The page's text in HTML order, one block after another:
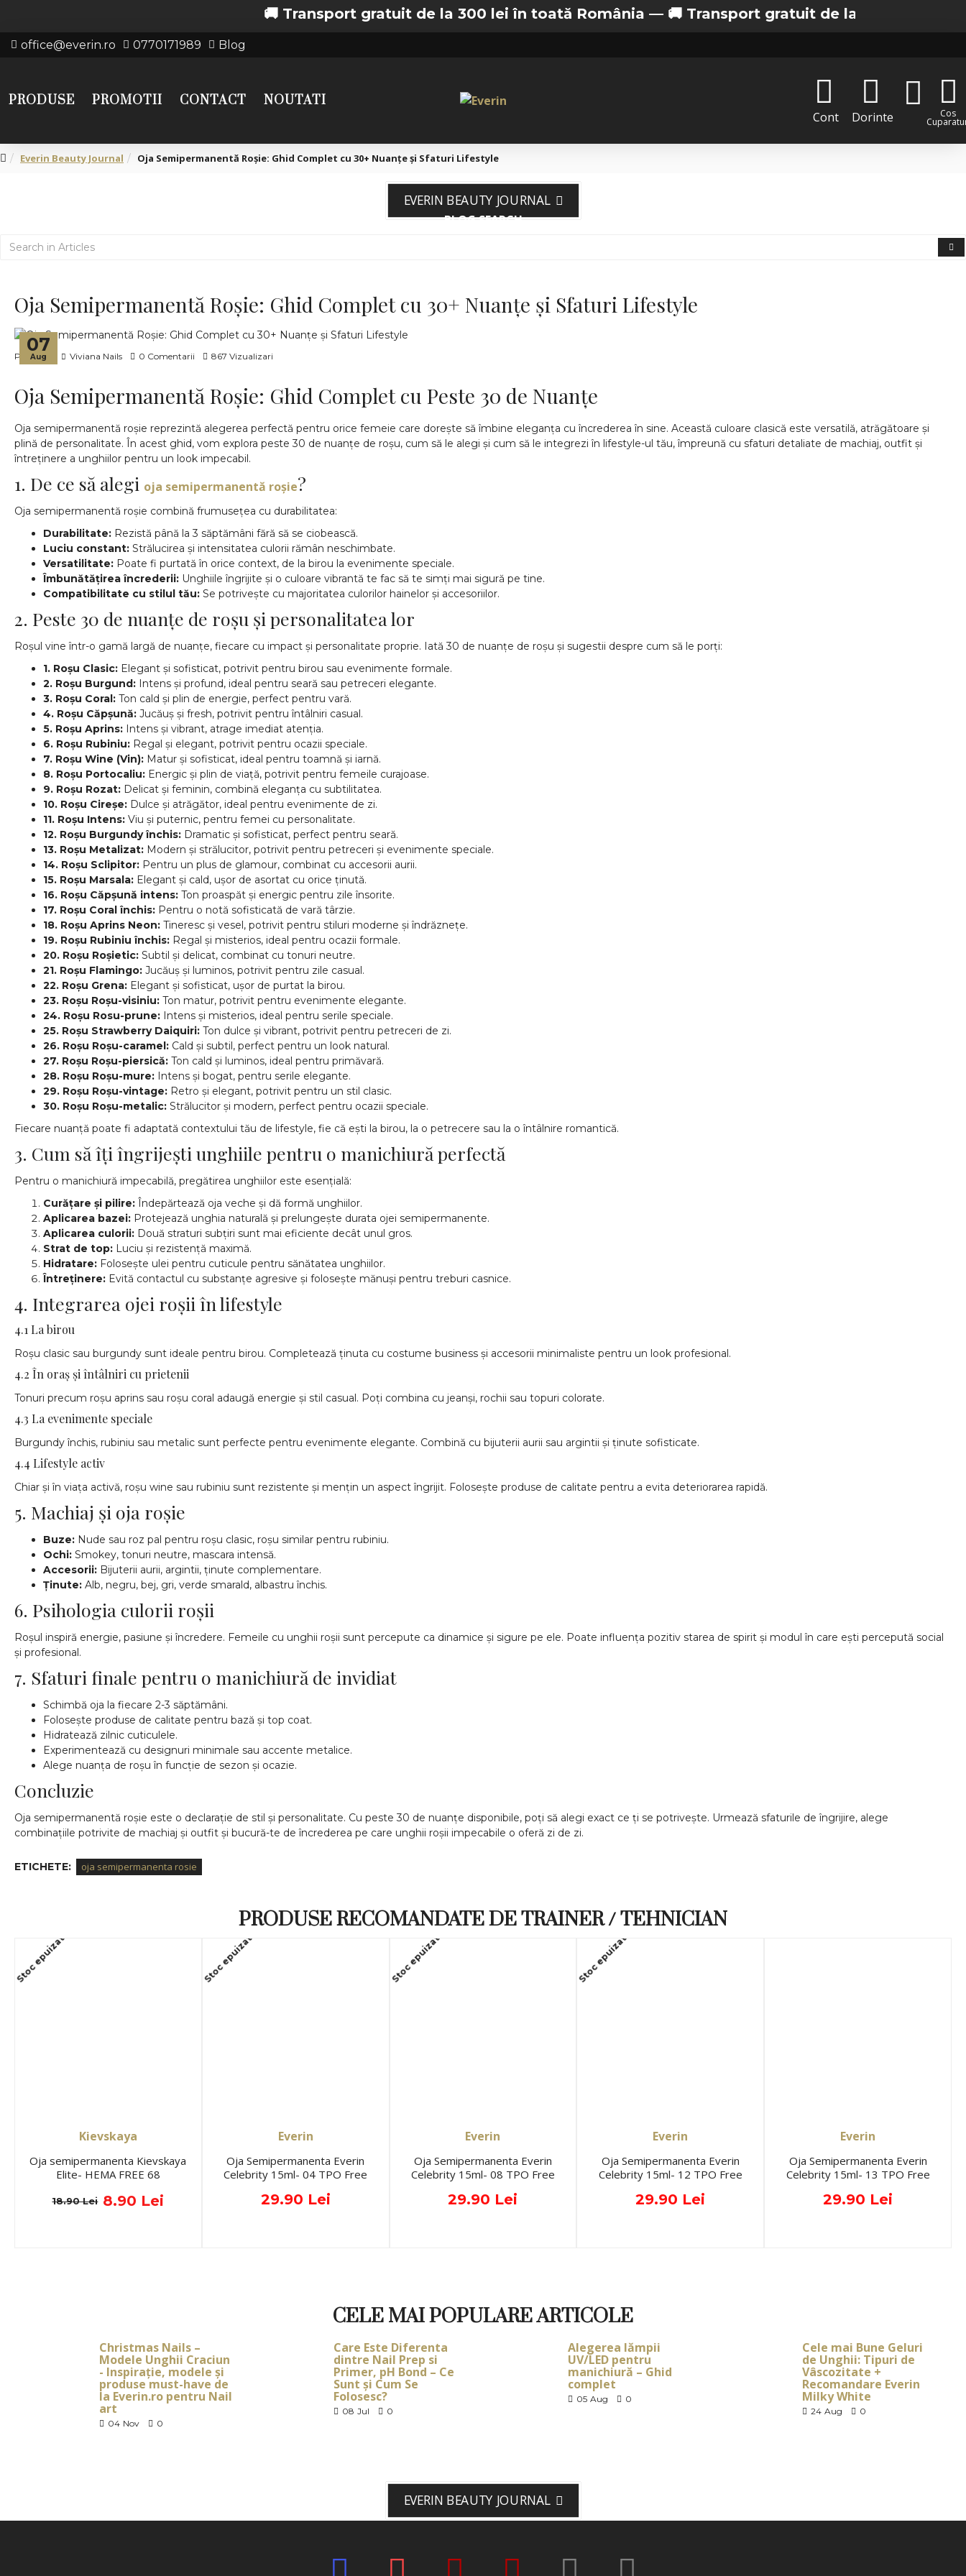
🚚 Transport gratuit de la 300 lei în toată România —🚚 Transport gratuit de la 200 lei in Bucuresti
office@everin.ro 0770171989 Blog
PRODUSE PROMOTII CONTACT
NOUTATI
Cont
Dorinte Cos
Everin Beauty Journal Oja Semipermanentă Roșie: Ghid Complet cu 30+ Nuanțe și Sfaturi Lifestyle
EVERIN BEAUTY JOURNAL
BLOG SEARCH
Oja Semipermanentă Roșie: Ghid Complet cu 30+ Nuanțe și Sfaturi Lifestyle
07
Aug
Postat de Viviana Nails 0 Comentarii 867 Vizualizari
Oja Semipermanentă Roșie: Ghid Complet cu Peste 30 de Nuanțe
Oja semipermanentă roșie reprezintă alegerea perfectă pentru orice femeie care dorește să îmbine eleganța cu încrederea în sine. Această culoare clasică este versatilă, atrăgătoare și
plină de personalitate. În acest ghid, vom explora peste 30 de nuanțe de roșu, cum să le alegi și cum să le integrezi în lifestyle-ul tău, împreună cu sfaturi detaliate de machiaj, outfit și
întreținere a unghiilor pentru un look impecabil.
1. De ce să alegi oja semipermanentă roșie?
Oja semipermanentă roșie combină frumusețea cu durabilitatea:
Durabilitate: Rezistă până la 3 săptămâni fără să se ciobească.
Luciu constant: Strălucirea și intensitatea culorii rămân neschimbate.
Versatilitate: Poate fi purtată în orice context, de la birou la evenimente speciale.
Îmbunătățirea încrederii: Unghiile îngrijite și o culoare vibrantă te fac să te simți mai sigură pe tine.
Compatibilitate cu stilul tău: Se potrivește cu majoritatea culorilor hainelor și accesoriilor.
2. Peste 30 de nuanțe de roșu și personalitatea lor
Roșul vine într-o gamă largă de nuanțe, fiecare cu impact și personalitate proprie. Iată 30 de nuanțe de roșu și sugestii despre cum să le porți:
1. Roșu Clasic: Elegant și sofisticat, potrivit pentru birou sau evenimente formale.
2. Roșu Burgund: Intens și profund, ideal pentru seară sau petreceri elegante.
3. Roșu Coral: Ton cald și plin de energie, perfect pentru vară.
4. Roșu Căpșună: Jucăuș și fresh, potrivit pentru întâlniri casual.
5. Roșu Aprins: Intens și vibrant, atrage imediat atenția.
6. Roșu Rubiniu: Regal și elegant, potrivit pentru ocazii speciale.
7. Roșu Wine (Vin): Matur și sofisticat, ideal pentru toamnă și iarnă.
8. Roșu Portocaliu: Energic și plin de viață, potrivit pentru femeile curajoase.
9. Roșu Rozat: Delicat și feminin, combină eleganța cu subtilitatea.
10. Roșu Cireșe: Dulce și atrăgător, ideal pentru evenimente de zi.
11. Roșu Intens: Viu și puternic, pentru femei cu personalitate.
12. Roșu Burgundy închis: Dramatic și sofisticat, perfect pentru seară.
13. Roșu Metalizat: Modern și strălucitor, potrivit pentru petreceri și evenimente speciale.
14. Roșu Sclipitor: Pentru un plus de glamour, combinat cu accesorii aurii.
15. Roșu Marsala: Elegant și cald, ușor de asortat cu orice ținută.
16. Roșu Căpșună intens: Ton proaspăt și energic pentru zile însorite.
17. Roșu Coral închis: Pentru o notă sofisticată de vară târzie.
18. Roșu Aprins Neon: Tineresc și vesel, potrivit pentru stiluri moderne și îndrăznețe.
19. Roșu Rubiniu închis: Regal și misterios, ideal pentru ocazii formale.
20. Roșu Roșietic: Subtil și delicat, combinat cu tonuri neutre.
21. Roșu Flamingo: Jucăuș și luminos, potrivit pentru zile casual.
22. Roșu Grena: Elegant și sofisticat, ușor de purtat la birou.
23. Roșu Roșu-visiniu: Ton matur, potrivit pentru evenimente elegante.
24. Roșu Rosu-prune: Intens și misterios, ideal pentru serile speciale.
25. Roșu Strawberry Daiquiri: Ton dulce și vibrant, potrivit pentru petreceri de zi.
26. Roșu Roșu-caramel: Cald și subtil, perfect pentru un look natural.
27. Roșu Roșu-piersică: Ton cald și luminos, ideal pentru primăvară.
28. Roșu Roșu-mure: Intens și bogat, pentru serile elegante.
29. Roșu Roșu-vintage: Retro și elegant, potrivit pentru un stil clasic.
30. Roșu Roșu-metalic: Strălucitor și modern, perfect pentru ocazii speciale.
Fiecare nuanță poate fi adaptată contextului tău de lifestyle, fie că ești la birou, la o petrecere sau la o întâlnire romantică.
3. Cum să îți îngrijești unghiile pentru o manichiură perfectă
Pentru o manichiură impecabilă, pregătirea unghiilor este esențială:
Curățare și pilire: Îndepărtează oja veche și dă formă unghiilor.
Aplicarea bazei: Protejează unghia naturală și prelungește durata ojei semipermanente.
Aplicarea culorii: Două straturi subțiri sunt mai eficiente decât unul gros.
Strat de top: Luciu și rezistență maximă.
Hidratare: Folosește ulei pentru cuticule pentru sănătatea unghiilor.
Întreținere: Evită contactul cu substanțe agresive și folosește mănuși pentru treburi casnice.
4. Integrarea ojei roșii în lifestyle
4.1 La birou
Roșu clasic sau burgundy sunt ideale pentru birou. Completează ținuta cu costume business și accesorii minimaliste pentru un look profesional.
4.2 În oraș și întâlniri cu prietenii
Tonuri precum roșu aprins sau roșu coral adaugă energie și stil casual. Poți combina cu jeanși, rochii sau topuri colorate.
4.3 La evenimente speciale
Burgundy închis, rubiniu sau metalic sunt perfecte pentru evenimente elegante. Combină cu bijuterii aurii sau argintii și ținute sofisticate.
4.4 Lifestyle activ
Chiar și în viața activă, roșu wine sau rubiniu sunt rezistente și mențin un aspect îngrijit. Folosește produse de calitate pentru a evita deteriorarea rapidă.
5. Machiaj și oja roșie
Buze: Nude sau roz pal pentru roșu clasic, roșu similar pentru rubiniu.
Ochi: Smokey, tonuri neutre, mascara intensă.
Accesorii: Bijuterii aurii, argintii, ținute complementare.
Ținute: Alb, negru, bej, gri, verde smarald, albastru închis.
6. Psihologia culorii roșii
Roșul inspiră energie, pasiune și încredere. Femeile cu unghii roșii sunt percepute ca dinamice și sigure pe ele. Poate influența pozitiv starea de spirit și modul în care ești percepută social
și profesional.
7. Sfaturi finale pentru o manichiură de invidiat
Schimbă oja la fiecare 2-3 săptămâni.
Folosește produse de calitate pentru bază și top coat.
Hidratează zilnic cuticulele.
Experimentează cu designuri minimale sau accente metalice.
Alege nuanța de roșu în funcție de sezon și ocazie.
Concluzie
Oja semipermanentă roșie este o declarație de stil și personalitate. Cu peste 30 de nuanțe disponibile, poți să alegi exact ce ți se potrivește. Urmează sfaturile de îngrijire, alege
combinațiile potrivite de machiaj și outfit și bucură-te de încrederea pe care unghii roșii impecabile o oferă zi de zi.
ETICHETE: oja semipermanenta rosie
PRODUSE RECOMANDATE DE TRAINER / TEHNICIAN
Stoc epuizat
Kievskaya
Oja semipermanenta Kievskaya
Elite- HEMA FREE 68
8.90 Lei
18.90 Lei
Stoc epuizat
Everin
Oja Semipermanenta Everin
Celebrity 15ml- 04 TPO Free
29.90 Lei
Stoc epuizat
Everin
Oja Semipermanenta Everin
Celebrity 15ml- 08 TPO Free
29.90 Lei
Stoc epuizat
Everin
Oja Semipermanenta Everin
Celebrity 15ml- 12 TPO Free
29.90 Lei
Everin
Oja Semipermanenta Everin
Celebrity 15ml- 13 TPO Free
29.90 Lei
CELE MAI POPULARE ARTICOLE
Christmas Nails –
Modele Unghii Craciun
- Inspirație, modele și
produse must-have de
la Everin.ro pentru Nail
art
04 Nov 0
Care Este Diferenta
dintre Nail Prep si
Primer, pH Bond – Ce
Sunt și Cum Se
Folosesc?
08 Jul 0
Alegerea lămpii
UV/LED pentru
manichiură – Ghid
complet
05 Aug 0
Cele mai Bune Geluri
de Unghii: Tipuri de
Vâscozitate +
Recomandare Everin
Milky White
24 Aug 0
EVERIN BEAUTY JOURNAL